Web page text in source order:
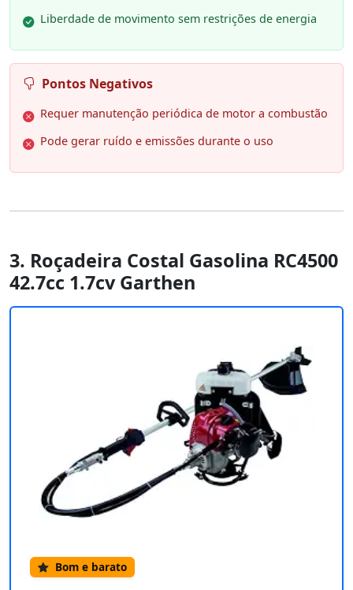
Liberdade de movimento sem restrições de energia
Pontos Negativos
Requer manutenção periódica de motor a combustão
Pode gerar ruído e emissões durante o uso
3. Roçadeira Costal Gasolina RC4500
42.7cc 1.7cv Garthen
Bom e barato